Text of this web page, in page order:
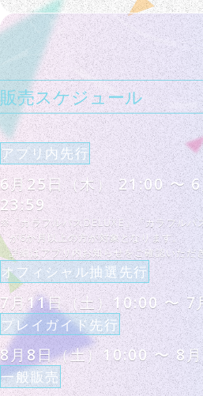
販売スケジュール
アプリ内先行
6月25日（木） 21:00 〜
23:59
※「カラフルパスDELUXE」「カラフルパ
が6か月以上の方が対象となります。
詳細はアプリ内お知らせをご確認いただ
オフィシャル抽選先行
7月11日（土）10:00 〜 7
プレイガイド先行
8月8日（土）10:00 〜 8
一般販売